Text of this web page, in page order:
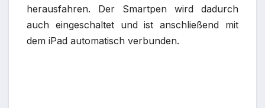
herausfahren. Der Smartpen wird dadurch
auch eingeschaltet und ist anschließend mit
dem iPad automatisch verbunden.